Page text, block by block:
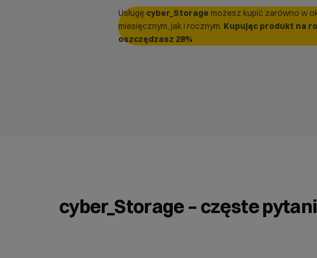
Usługę cyber_Storage możesz kupić zarówno w
miesięcznym, jak i rocznym. Kupując produkt na
oszczędzasz 28%
cyber_Storage – częste